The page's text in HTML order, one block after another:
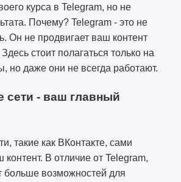
курса в Telegram, но не
Почему? Telegram - это не
Он не продвигает ваш контент
стоит полагаться только на
но даже они не всегда работают.
сети - ваш главный
такие как ВКонтакте, сами
В отличие от Telegram,
больше возможностей для